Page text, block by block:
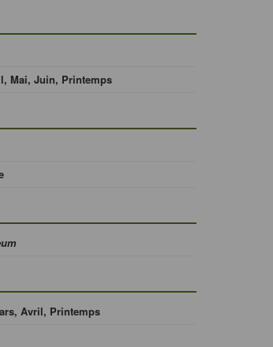
Mai, Juin, Printemps
Avril, Printemps